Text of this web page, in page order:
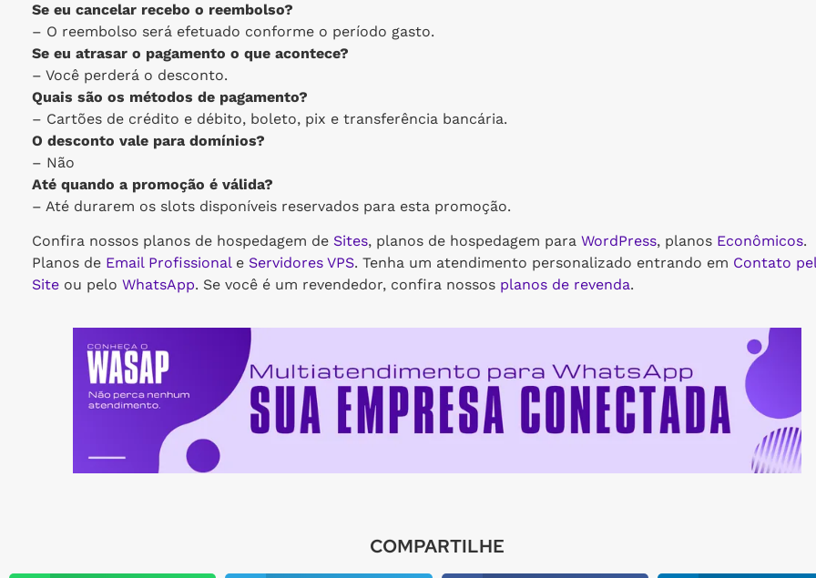
Se eu cancelar recebo o reembolso?
– O reembolso será efetuado conforme o período gasto.
Se eu atrasar o pagamento o que acontece?
– Você perderá o desconto.
Quais são os métodos de pagamento?
– Cartões de crédito e débito, boleto, pix e transferência bancária.
O desconto vale para domínios?
– Não
Até quando a promoção é válida?
– Até durarem os slots disponíveis reservados para esta promoção.
Confira nossos planos de hospedagem de Sites, planos de hospedagem para WordPress, planos Econômicos.
Planos de Email Profissionale Servidores VPS. Tenha um atendimento personalizado entrando em Contato
Site ou pelo WhatsApp. Se você é um revendedor, confira nossos planos de revenda.
COMPARTILHE